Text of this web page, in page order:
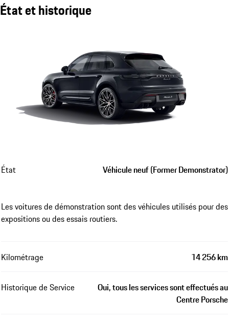
État et historique
État Véhicule neuf (Former Demonstrator)
Les voitures de démonstration sont des véhicules utilisés pour des
expositions ou des essais routiers.
Kilométrage 14 256 km
Historique de Service
Oui, tous les services sont effectués au
Centre Porsche